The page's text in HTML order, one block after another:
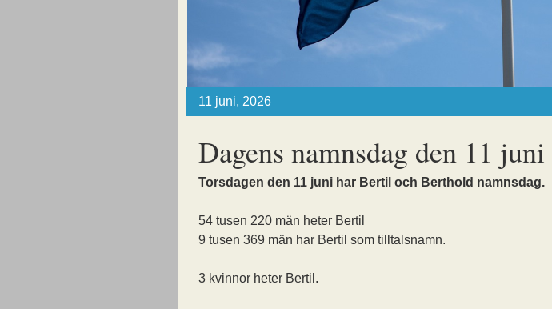
11 juni, 2026
Dagens namnsdag den 11 juni
Torsdagen den 11 juni har Bertil och Berthold namnsdag.
54 tusen 220 män heter Bertil
9 tusen 369 män har Bertil som tilltalsnamn.
3 kvinnor heter Bertil.